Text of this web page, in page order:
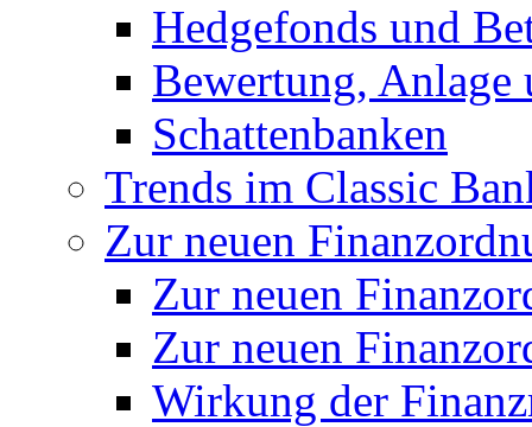
Hedgefonds und
Bewertung, Anlage
Schattenbanken
Trends im Classic
Zur neuen
Zur neuen
Zur neuen
Wirkung der